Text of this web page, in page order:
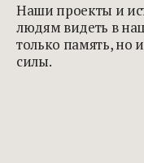
Наши проекты и
людям видеть в
только память, но
силы.